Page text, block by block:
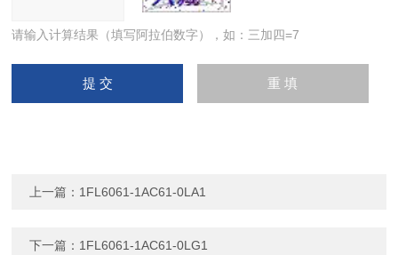
请输入计算结果（填写阿拉伯数字），如：三加四=7
上一篇： 1FL6061-1AC61-0LA1
下一篇： 1FL6061-1AC61-0LG1